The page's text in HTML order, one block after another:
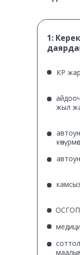
1:
жыл
КР